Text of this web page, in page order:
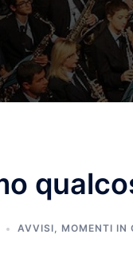
AVVISI, MOMENTI IN